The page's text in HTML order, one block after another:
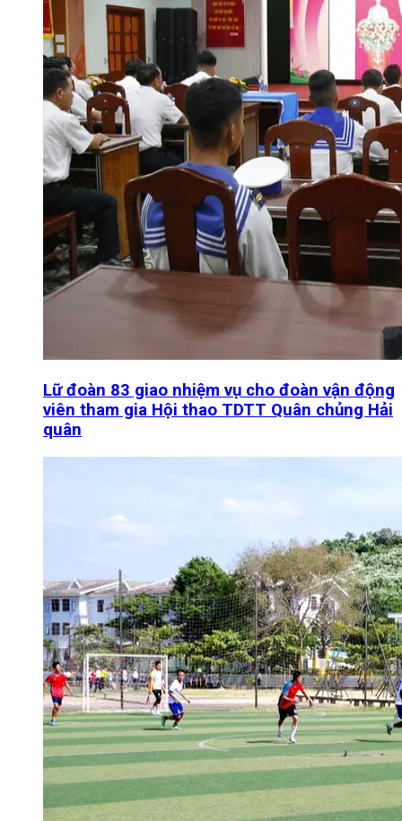
Lữ đoàn 83 giao nhiệm vụ cho đoàn vận động
viên tham gia Hội thao TDTT Quân chủng Hải
quân